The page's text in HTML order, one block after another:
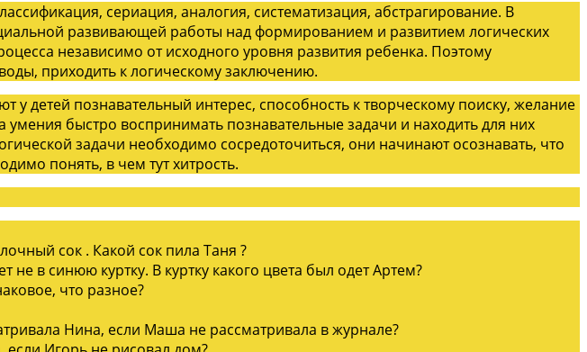
сериация, аналогия, систематизация, абстрагирование. В
развивающей работы над формированием и развитием логических
независимо от исходного уровня развития ребенка. Поэтому
приходить к логическому заключению.
детей познавательный интерес, способность к творческому поиску, желание
быстро воспринимать познавательные задачи и находить для них
задачи необходимо сосредоточиться, они начинают осознавать, что
понять, в чем тут хитрость.
сок . Какой сок пила Таня ?
в синюю куртку. В куртку какого цвета был одет Артем?
что разное?
Нина, если Маша не рассматривала в журнале?